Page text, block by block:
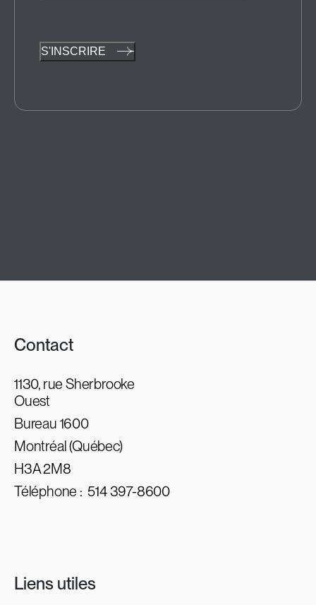
S'INSCRIRE
Contact
1130, rue Sherbrooke
Ouest
Bureau 1600
Montréal (Québec)
H3A 2M8
Téléphone :514 397-8600
Liens utiles